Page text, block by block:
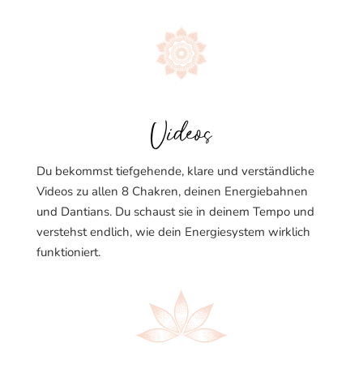
Videos
Du bekommst tiefgehende, klare und verständliche
Videos zu allen 8 Chakren, deinen Energiebahnen
und Dantians. Du schaust sie in deinem Tempo und
verstehst endlich, wie dein Energiesystem wirklich
funktioniert.